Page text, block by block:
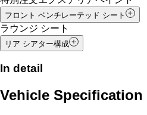
フロント ベンチレーテッド シート
ラウンジ シート
リア シアター構成
In detail
Vehicle Specification